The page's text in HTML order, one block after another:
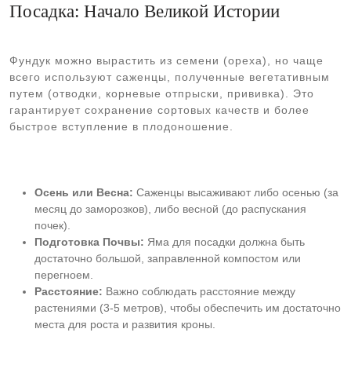
Посадка: Начало Великой Истории
Фундук можно вырастить из семени (ореха), но чаще
всего используют саженцы, полученные вегетативным
путем (отводки, корневые отпрыски, прививка). Это
гарантирует сохранение сортовых качеств и более
быстрое вступление в плодоношение.
Осень или Весна: Саженцы высаживают либо осенью (за
месяц до заморозков), либо весной (до распускания
почек).
Подготовка Почвы: Яма для посадки должна быть
достаточно большой, заправленной компостом или
перегноем.
Расстояние: Важно соблюдать расстояние между
растениями (3-5 метров), чтобы обеспечить им достаточно
места для роста и развития кроны.